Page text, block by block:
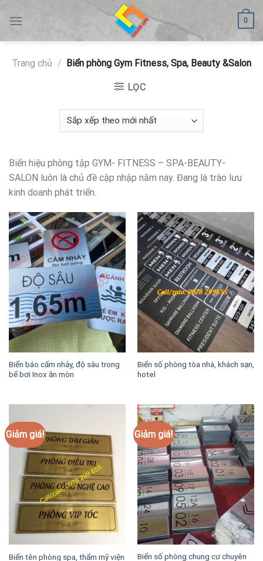
0
Trang chủ / Biển phòng Gym Fitness, Spa, Beauty &Salon
LỌC
Biển hiệu phòng tập GYM- FITNESS – SPA-BEAUTY-
SALON luôn là chủ đề cập nhập năm nay. Đang là trào lưu
kinh doanh phát triển.
Biển báo cấm nhảy, độ sâu trong
bể bơi Inox ăn mòn
Biển số phòng tòa nhà, khách sạn,
hotel
Giảm giá!
Biển tên phòng spa, thẩm mỹ viện
Giảm giá!
Biển số phòng chung cư chuyên